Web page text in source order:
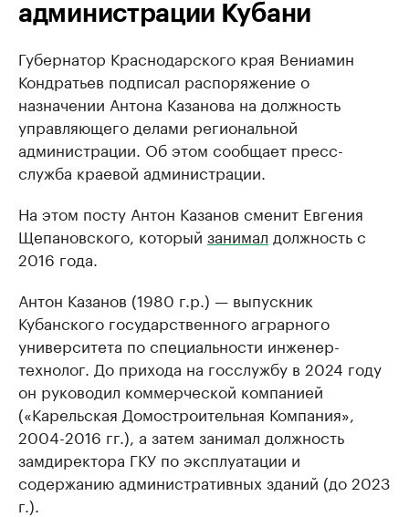
администрации Кубани
Губернатор Краснодарского края Вениамин
Кондратьев подписал распоряжение о
назначении Антона Казанова на должность
управляющего делами региональной
администрации. Об этом сообщает пресс-
служба краевой администрации.
На этом посту Антон Казанов сменит Евгения
Щепановского, который занимал должность с
2016 года.
Антон Казанов (1980 г.р.) — выпускник
Кубанского государственного аграрного
университета по специальности инженер-
технолог. До прихода на госслужбу в 2024 году
он руководил коммерческой компанией
(«Карельская Домостроительная Компания»,
2004-2016 гг.), а затем занимал должность
замдиректора ГКУ по эксплуатации и
содержанию административных зданий (до 2023
г.).